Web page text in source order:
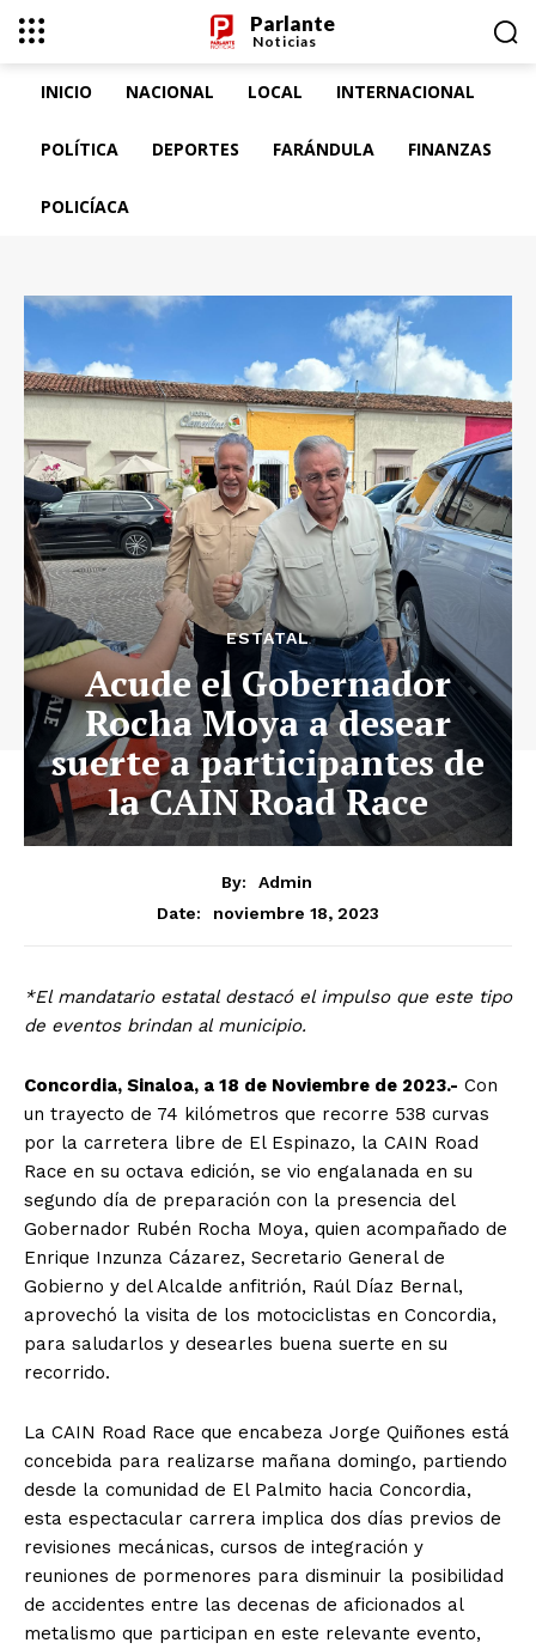
Parlante
Noticias
INICIO NACIONAL LOCAL INTERNACIONAL
POLÍTICA DEPORTES FARÁNDULA FINANZAS
POLICÍACA
ESTATAL
Acude el Gobernador
Rocha Moya a desear
suerte a participantes de
la CAIN Road Race
By:
Admin
Date:
noviembre 18, 2023
*El mandatario estatal destacó el impulso que este tipo
de eventos brindan al municipio.
Concordia, Sinaloa, a 18 de Noviembre de 2023.- Con
un trayecto de 74 kilómetros que recorre 538 curvas
por la carretera libre de El Espinazo, la CAIN Road
Race en su octava edición, se vio engalanada en su
segundo día de preparación con la presencia del
Gobernador Rubén Rocha Moya, quien acompañado de
Enrique Inzunza Cázarez, Secretario General de
Gobierno y del Alcalde anfitrión, Raúl Díaz Bernal,
aprovechó la visita de los motociclistas en Concordia,
para saludarlos y desearles buena suerte en su
recorrido.
La CAIN Road Race que encabeza Jorge Quiñones está
concebida para realizarse mañana domingo, partiendo
desde la comunidad de El Palmito hacia Concordia,
esta espectacular carrera implica dos días previos de
revisiones mecánicas, cursos de integración y
reuniones de pormenores para disminuir la posibilidad
de accidentes entre las decenas de aficionados al
metalismo que participan en este relevante evento,